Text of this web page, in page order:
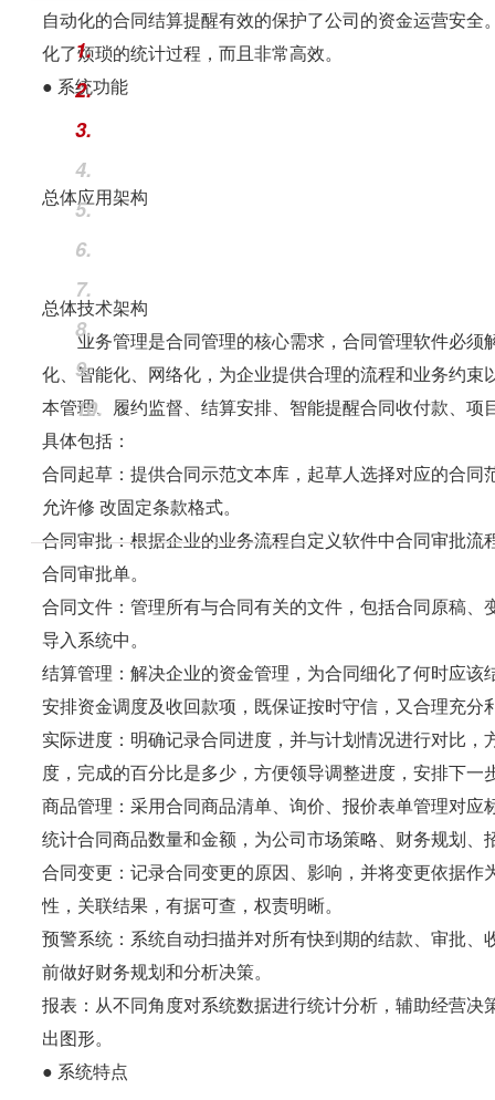
自动化的合同结算提醒有效的保护了公司的资金运营安
化了烦琐的统计过程，而且非常高效。
● 系统功能
总体应用架构
总体技术架构
业务管理是合同管理的核心需求，合同管理软件必须
化、智能化、网络化，为企业提供合理的流程和业务约
本管理、履约监督、结算安排、智能提醒合同收付款、
具体包括：
合同起草： 提供合同示范文本库，起草人选择对应的合
允许修 改固定条款格式。
合同审批：根据企业的业务流程自定义软件中合同审批
合同审批单。
合同文件： 管理所有与合同有关的文件，包括合同原稿
导入系统中。
结算管理： 解决企业的资金管理，为合同细化了何时应
安排资金调度及收回款项，既保证按时守信，又合理充分
实际进度： 明确记录合同进度，并与计划情况进行对比
度，完成的百分比是多少，方便领导调整进度，安排下一
商品管理： 采用合同商品清单、询价、报价表单管理对
统计合同商品数量和金额，为公司市场策略、财务规划、
合同变更： 记录合同变更的原因、影响，并将变更依据
性，关联结果，有据可查，权责明晰。
预警系统： 系统自动扫描并对所有快到期的结款、审批
前做好财务规划和分析决策。
报表： 从不同角度对系统数据进行统计分析，辅助经营
出图形。
● 系统特点
1.
2.
3.
4.
5.
6.
7.
8.
9.
10.